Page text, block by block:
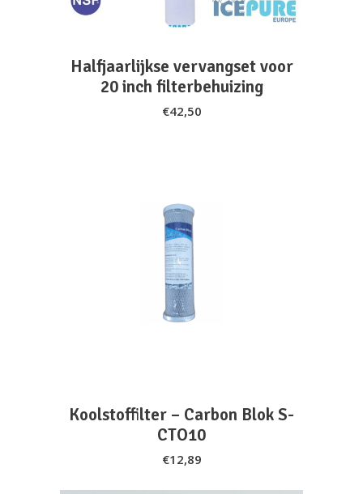
Halfjaarlijkse vervangset voor
20 inch filterbehuizing
€42,50
ADD TO CART
Koolstoffilter – Carbon Blok S-
CTO10
€12,89